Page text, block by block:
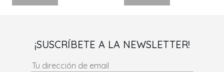
¡SUSCRÍBETE A LA NEWSLETTER!